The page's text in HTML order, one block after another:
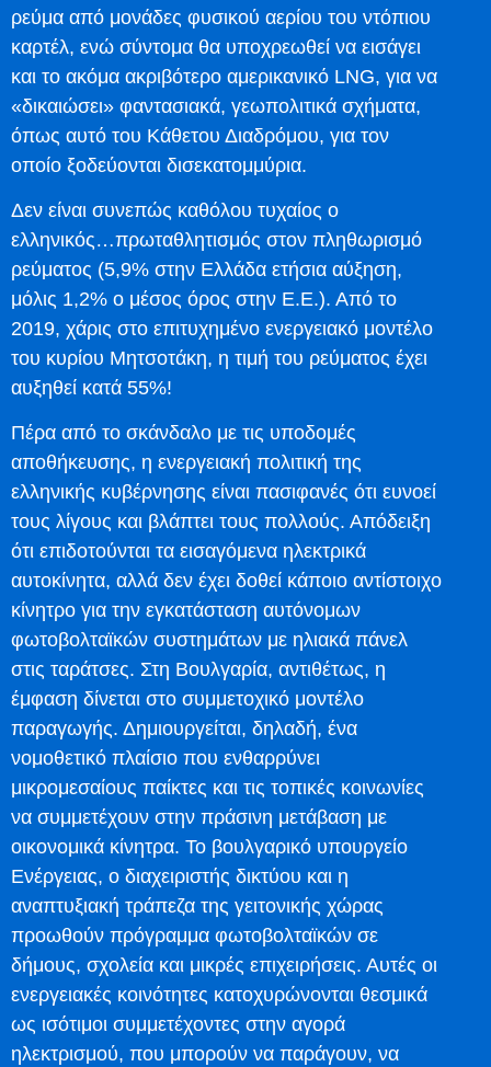
ρεύμα από μονάδες φυσικού αερίου του ντόπιου
καρτέλ, ενώ σύντομα θα υποχρεωθεί να εισάγει
και το ακόμα ακριβότερο αμερικανικό LNG, για να
«δικαιώσει» φαντασιακά, γεωπολιτικά σχήματα,
όπως αυτό του Κάθετου Διαδρόμου, για τον
οποίο ξοδεύονται δισεκατομμύρια.
Δεν είναι συνεπώς καθόλου τυχαίος ο
ελληνικός…πρωταθλητισμός στον πληθωρισμό
ρεύματος (5,9% στην Ελλάδα ετήσια αύξηση,
μόλις 1,2% ο μέσος όρος στην Ε.Ε.). Από το
2019, χάρις στο επιτυχημένο ενεργειακό μοντέλο
του κυρίου Μητσοτάκη, η τιμή του ρεύματος έχει
αυξηθεί κατά 55%!
Πέρα από το σκάνδαλο με τις υποδομές
αποθήκευσης, η ενεργειακή πολιτική της
ελληνικής κυβέρνησης είναι πασιφανές ότι ευνοεί
τους λίγους και βλάπτει τους πολλούς. Απόδειξη
ότι επιδοτούνται τα εισαγόμενα ηλεκτρικά
αυτοκίνητα, αλλά δεν έχει δοθεί κάποιο αντίστοιχο
κίνητρο για την εγκατάσταση αυτόνομων
φωτοβολταϊκών συστημάτων με ηλιακά πάνελ
στις ταράτσες. Στη Βουλγαρία, αντιθέτως, η
έμφαση δίνεται στο συμμετοχικό μοντέλο
παραγωγής. Δημιουργείται, δηλαδή, ένα
νομοθετικό πλαίσιο που ενθαρρύνει
μικρομεσαίους παίκτες και τις τοπικές κοινωνίες
να συμμετέχουν στην πράσινη μετάβαση με
οικονομικά κίνητρα. Το βουλγαρικό υπουργείο
Ενέργειας, ο διαχειριστής δικτύου και η
αναπτυξιακή τράπεζα της γειτονικής χώρας
προωθούν πρόγραμμα φωτοβολταϊκών σε
δήμους, σχολεία και μικρές επιχειρήσεις. Αυτές οι
ενεργειακές κοινότητες κατοχυρώνονται θεσμικά
ως ισότιμοι συμμετέχοντες στην αγορά
ηλεκτρισμού, που μπορούν να παράγουν, να